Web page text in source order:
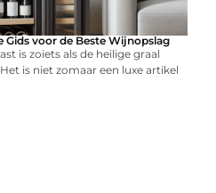
Gids voor de Beste Wijnopslag
is zoiets als de heilige graal
is niet zomaar een luxe artikel